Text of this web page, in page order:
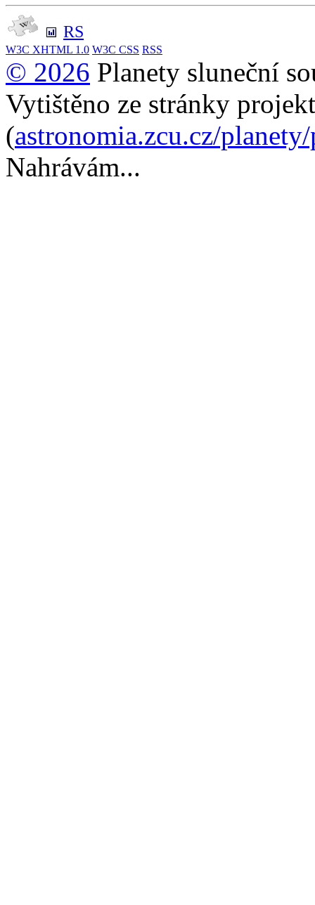
RS
W3C XHTML 1.0 W3C CSS RSS
© 2026 Planety sluneční
Vytištěno ze stránky
(astronomia.zcu.cz/
Nahrávám...